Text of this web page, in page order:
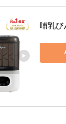
哺乳び